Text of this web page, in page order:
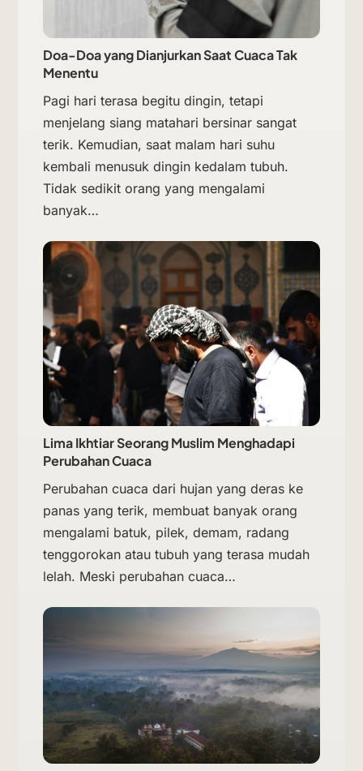
Doa-Doa yang Dianjurkan Saat Cuaca Tak
Menentu
Pagi hari terasa begitu dingin, tetapi
menjelang siang matahari bersinar sangat
terik. Kemudian, saat malam hari suhu
kembali menusuk dingin kedalam tubuh.
Tidak sedikit orang yang mengalami
banyak…
Lima Ikhtiar Seorang Muslim Menghadapi
Perubahan Cuaca
Perubahan cuaca dari hujan yang deras ke
panas yang terik, membuat banyak orang
mengalami batuk, pilek, demam, radang
tenggorokan atau tubuh yang terasa mudah
lelah. Meski perubahan cuaca…